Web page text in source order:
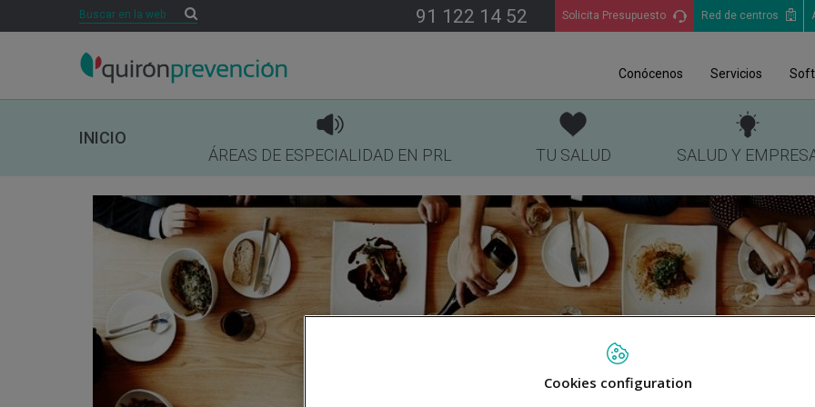
Buscar 91 122 14 52 Solicita Presupuesto Red de centros
Conócenos Servicios
INICIO
ÁREAS DE ESPECIALIDAD EN PRL
TU SALUD SALUD Y
Cookies configuration